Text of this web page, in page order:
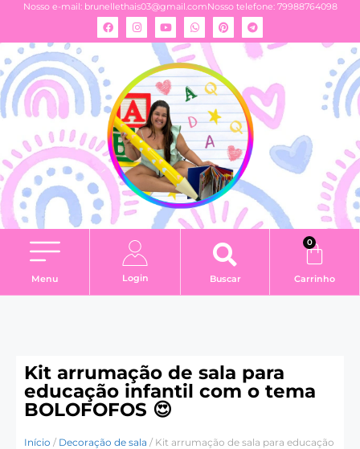
Nosso e-mail: brunellethais03@gmail.comNosso telefone: 79988764098
Menu Login Buscar
0
Carrinho
Kit arrumação de sala para
educação infantil com o tema
BOLOFOFOS 😍
Início / Decoração de sala / Kit arrumação de sala para educação